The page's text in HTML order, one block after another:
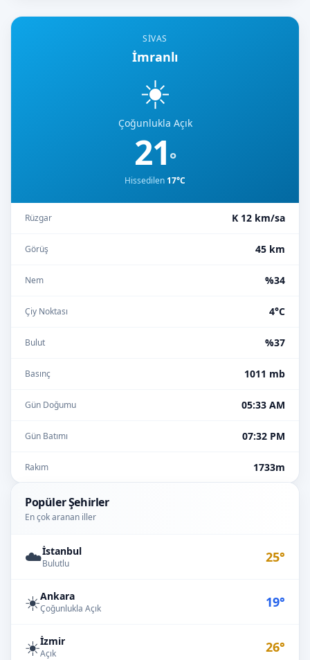
SIVAS
İmranlı
☀️
Çoğunlukla Açık
21°
Hissedilen 17°C
Rüzgar K 12 km/sa
Görüş 45 km
Nem %34
Çiy Noktası 4°C
Bulut %37
Basınç 1011 mb
Gün Doğumu 05:33 AM
Gün Batımı 07:32 PM
Rakım 1733m
Popüler Şehirler
En çok aranan iller
☁️İstanbul
Bulutlu 25°
☀️Ankara
Çoğunlukla Açık 19°
☀️İzmir
Açık 26°